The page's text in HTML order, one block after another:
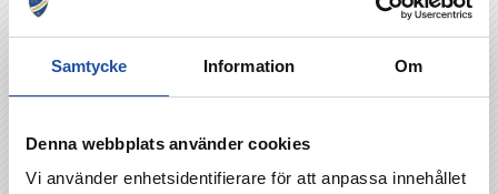
Samtycke Information Om
Denna webbplats använder cookies
Vi använder enhetsidentifierare för att anpassa innehållet
Till den här matchen släpps ett tryckt program på
fyra sidor som du hittar gratis i våra